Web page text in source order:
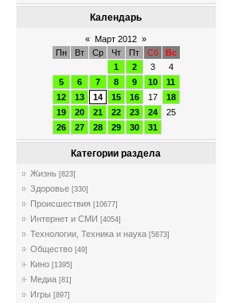
Календарь
« Март 2012 »
Пн
Вт Ср Чт Пт Сб
Вс
1
2 3
4
5
6 7 8 9 10
11
12
13 14 15 16 17
18
19
20 21 22 23 24
25
26
27 28 29 30 31
Категории раздела
Жизнь [823]
Здоровье [330]
Происшествия [10677]
Интернет и СМИ [4054]
Технологии, Техника и наука [5873]
Общество [49]
Кино [1395]
Медиа [81]
Игры [897]